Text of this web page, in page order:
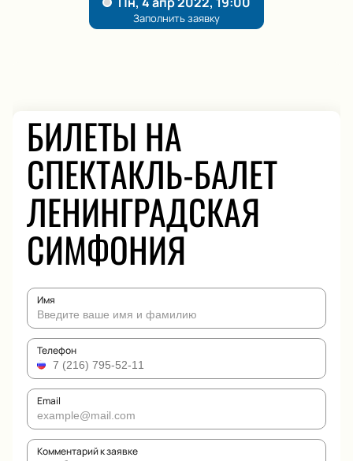
БИЛЕТЫ НА
СПЕКТАКЛЬ-БАЛЕТ
ЛЕНИНГРАДСКАЯ
СИМФОНИЯ
Имя
Телефон
Email
Комментарий к заявке